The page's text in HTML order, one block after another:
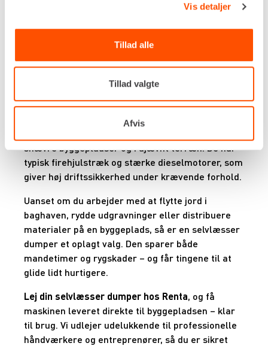
Vis detaljer
Tillad alle
Tillad valgte
Afvis
integreret frontskovl, som gør det muligt at læsse
nemt videre til det ønskede sted, hvor det hurtigt
tippes af. Det er en smart og tidsbesparende
løsning – især ved anlægsopgaver, renoveringer
Vores selvlæsser dumpere er kompakte,
snævre byggepladser og i ujævnt terræn. De har
typisk firehjulstræk og stærke dieselmotorer, som
giver høj driftssikkerhed under krævende forhold.
Uanset om du arbejder med at flytte jord i
baghaven, rydde udgravninger eller distribuere
materialer på en byggeplads, så er en selvlæsser
dumper et oplagt valg. Den sparer både
mandetimer og rygskader – og får tingene til at
glide lidt hurtigere.
Lej din selvlæsser dumper hos Renta, og få
maskinen leveret direkte til byggepladsen – klar
til brug. Vi udlejer udelukkende til professionelle
håndværkere og entreprenører, så du er sikret